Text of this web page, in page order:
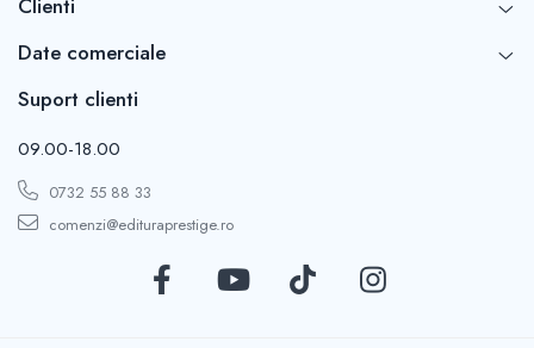
Date comerciale
Suport clienti
09.00-18.00
0732 55 88 33
comenzi@edituraprestige.ro